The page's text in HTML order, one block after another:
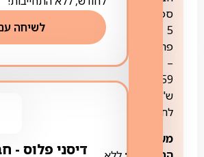
ספורט
5
פרימיום
–
59
ש"ח
לחודש
משך
לשיחה
דיסני פלוס ‏-